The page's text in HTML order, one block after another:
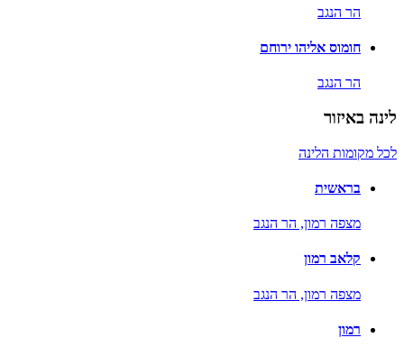
הר הנגב
חומוס אליהו ירוחם
הר הנגב
לינה באיזור
לכל מקומות הלינה
בראשית
מצפה רמון, הר הנגב
קלאב רמון
מצפה רמון, הר הנגב
רמון